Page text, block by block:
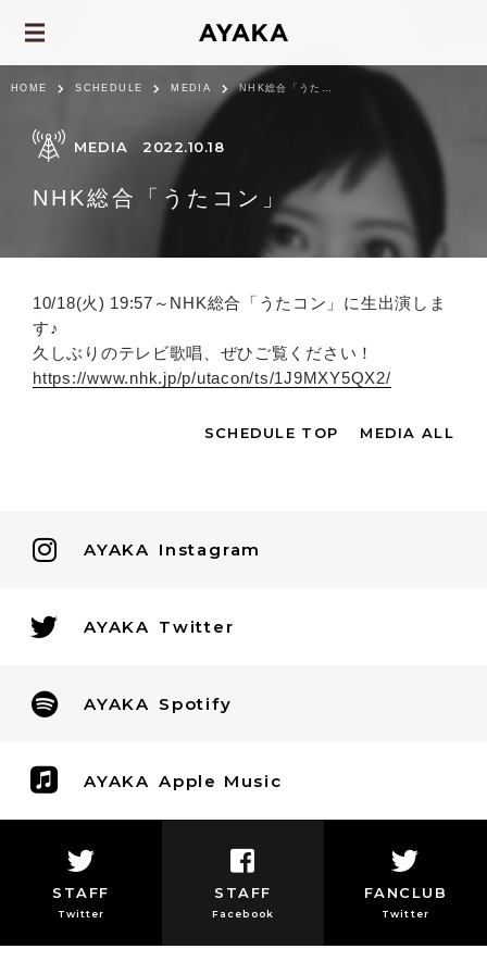
HOME SCHEDULE MEDIA NHK総合「うたコン」
MEDIA 2022.10.18
NHK総合「うたコン」
10/18(火) 19:57～NHK総合「うたコン」に生出演しま
す♪
久しぶりのテレビ歌唱、ぜひご覧ください！
https://www.nhk.jp/p/utacon/ts/1J9MXY5QX2/
SCHEDULE TOP MEDIA ALL
AYAKA Instagram
AYAKA Twitter
AYAKA Spotify
AYAKA Apple Music
STAFF
Twitter
STAFF
Facebook
FANCLUB
Twitter